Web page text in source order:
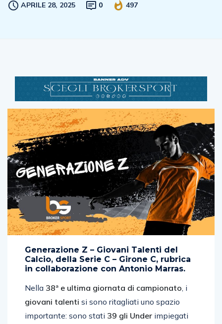
APRILE 28, 2025 0 497
Generazione Z – Giovani Talenti del
Calcio, della Serie C – Girone C, rubrica
in collaborazione con Antonio Marras.
Nella 38ª e ultima giornata di campionato, i
giovani talenti si sono ritagliati uno spazio
importante: sono stati 39 gli Under impiegati